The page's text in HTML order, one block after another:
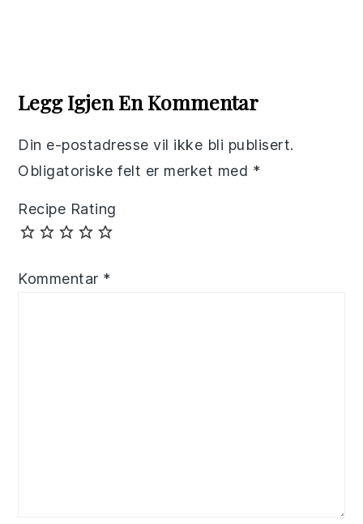
Interactions
Legg Igjen En Kommentar
Din e-postadresse vil ikke bli publisert.
Obligatoriske felt er merket med *
Recipe Rating
Kommentar *